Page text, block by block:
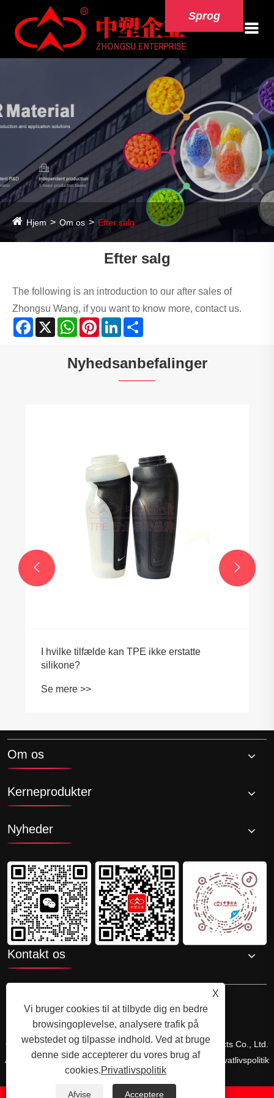
Sprog
Hjem Om os Efter salg
Efter salg
The following is an introduction to our after sales of
Zhongsu Wang, if you want to know more, contact us.
Facebook
X WhatsApp
PinterestLinkedIn
Nyhedsanbefalinger
I hvilke tilfælde kan TPE ikke erstatte
silikone?
Se mere >>
 
Om os
Kerneprodukter
Nyheder
Kontakt os
Copyright © 2025 Shenzhenzhongsuwang Plastic Products Co., Ltd.
Alle rettigheder forbeholdes.Links Sitemap RSS XML Privatlivspolitik
X
Vi bruger cookies til at tilbyde dig en bedre
browsingoplevelse, analysere trafik på
webstedet og tilpasse indhold. Ved at bruge
denne side accepterer du vores brug af
cookies.Privatlivspolitik
Afvise Acceptere